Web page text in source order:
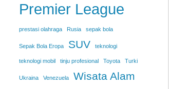
Premier League
prestasi olahraga Rusia sepak bola
Sepak Bola Eropa SUV teknologi
teknologi mobil tinju profesional Toyota Turki
Ukraina Venezuela Wisata Alam